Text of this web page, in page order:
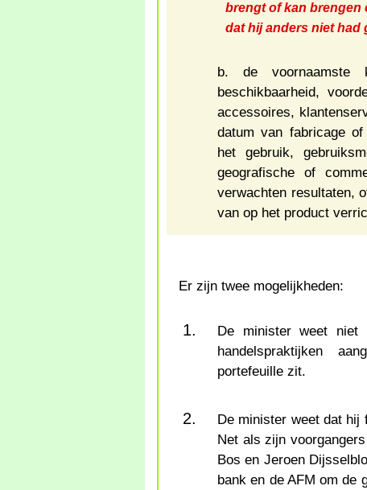
brengt of kan brengen
dat hij anders niet had
b. de voornaamste
beschikbaarheid,
accessoires,
datum van fabricage
het gebruik,
geografische of
verwachten resultaten,
van op het product
Er zijn twee mogelijkheden:
De minister weet niet
handelspraktijken
portefeuille zit.
De minister weet dat hij
Net als zijn
Bos en Jeroen
bank en de AFM om de